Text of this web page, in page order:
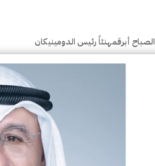
الصباح أبرقمهنئاً رئيس الدومينيكان